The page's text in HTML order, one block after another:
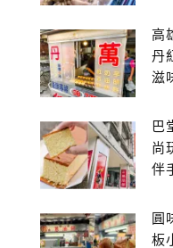
高
丹
滋
巴
尚
伴
圓
板